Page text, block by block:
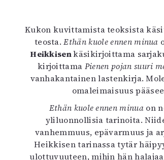
Kukon kuvittamista teoksista
teosta.Ethän kuole ennen minua
Heikkisenkäsikirjoittama
kirjoittama Pienen pojan suuri
vanhakantainen lastenkirja.
omaleimaisuus
Ethän kuole ennen minua on
yliluonnollisia tarinoita.
vanhemmuus, epävarmuus ja
Heikkisen tarinassa tytär
ulottuvuuteen, mihin hän